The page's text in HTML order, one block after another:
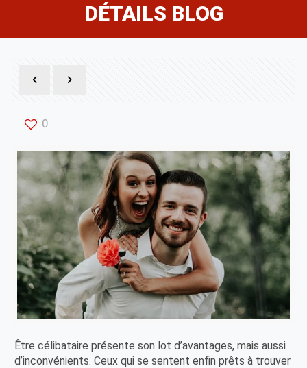
DÉTAILS BLOG
0
Être célibataire présente son lot d’avantages, mais aussi
d’inconvénients. Ceux qui se sentent enfin prêts à trouver